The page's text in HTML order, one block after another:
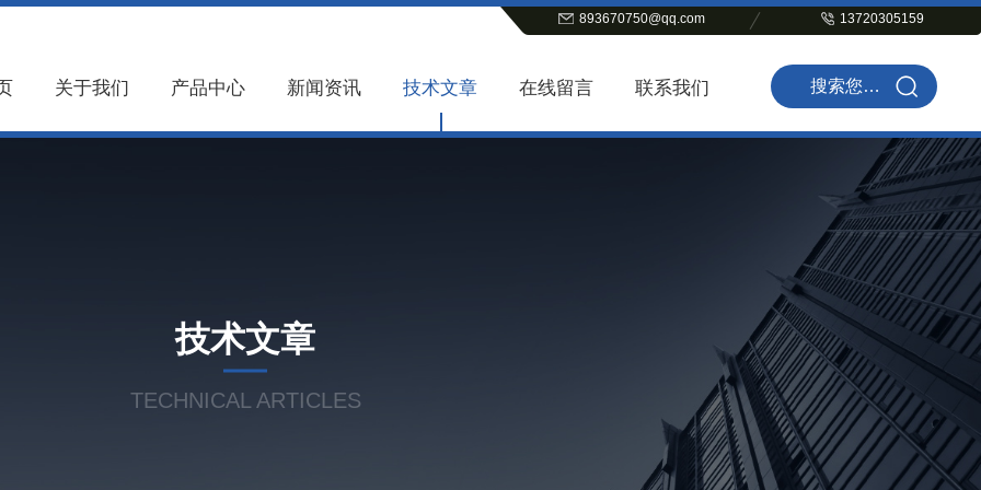
893670750@qq.com 13720305159
关于我们 产品中心 新闻资讯 技术文章 在线留言 联系我们
技术文章
TECHNICAL ARTICLES